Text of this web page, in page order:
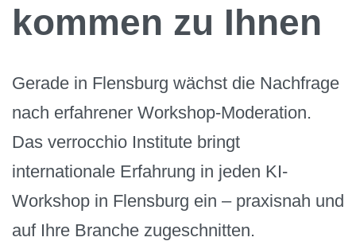
kommen zu Ihnen
Gerade in Flensburg wächst die Nachfrage
nach erfahrener Workshop-Moderation.
Das verrocchio Institute bringt
internationale Erfahrung in jeden KI-
Workshop in Flensburg ein – praxisnah und
auf Ihre Branche zugeschnitten.